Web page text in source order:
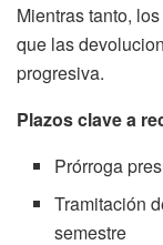
Mientras tanto,
que las
progresiva.
Plazos clave a
Prórroga
Tramitación
semestre